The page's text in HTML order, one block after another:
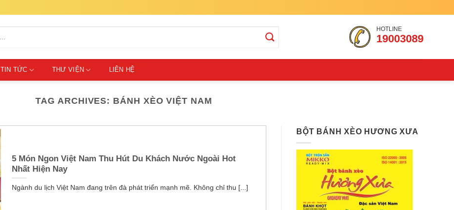
HOTLINE
19003089
TIN TỨC THƯ VIỆN LIÊN HỆ
TAG ARCHIVES: BÁNH XÈO VIỆT NAM
5 Món Ngon Việt Nam Thu Hút Du Khách Nước Ngoài Hot
Nhất Hiện Nay
Ngành du lịch Việt Nam đang trên đà phát triển mạnh mẽ. Không chỉ thu [...]
BỘT BÁNH XÈO HƯƠNG XƯA